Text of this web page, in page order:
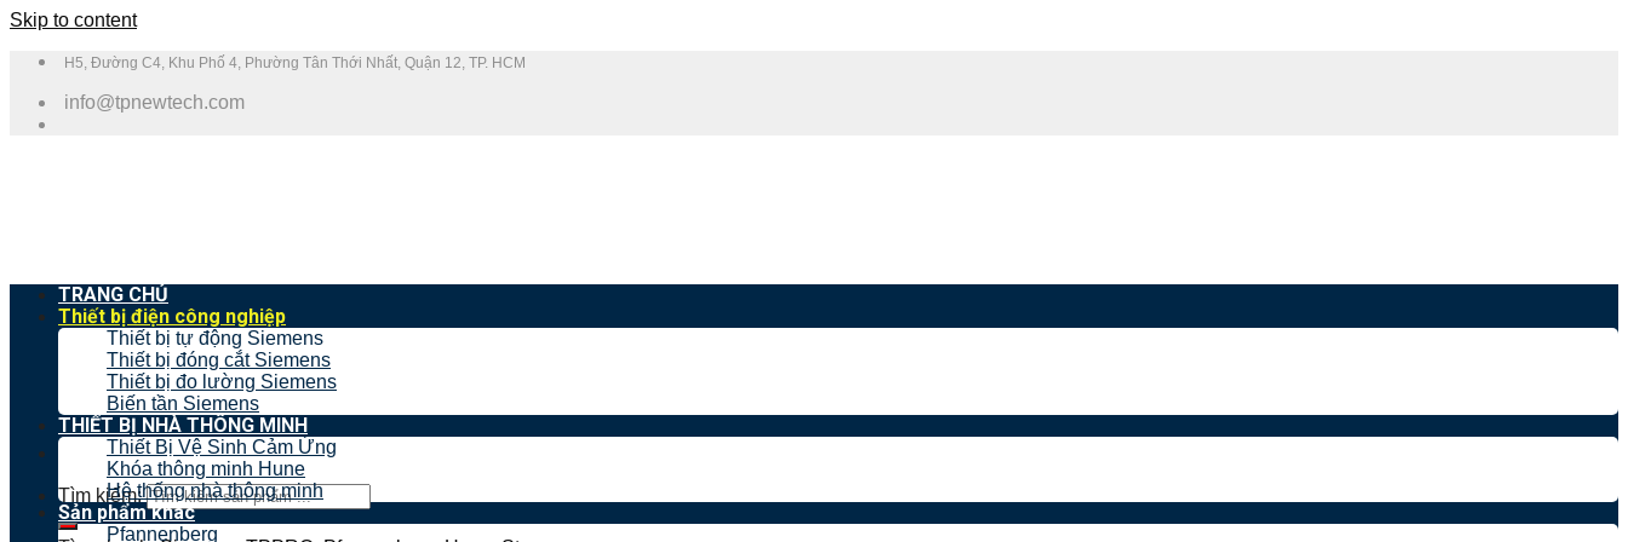
Skip to content
H5, Đường C4, Khu Phố 4, Phường Tân Thới Nhất, Quận 12, TP. HCM
info@tpnewtech.com
Tìm kiếm:
TRANG CHỦ
Thiết bị điện công nghiệp
Thiết bị tự động Siemens
Thiết bị đóng cắt Siemens
Thiết bị đo lường Siemens
Biến tần Siemens
THIẾT BỊ NHÀ THÔNG MINH
Thiết Bị Vệ Sinh Cảm Ứng
Khóa thông minh Hune
Hệ thống nhà thông minh
Sản phẩm khác
Pfannenberg